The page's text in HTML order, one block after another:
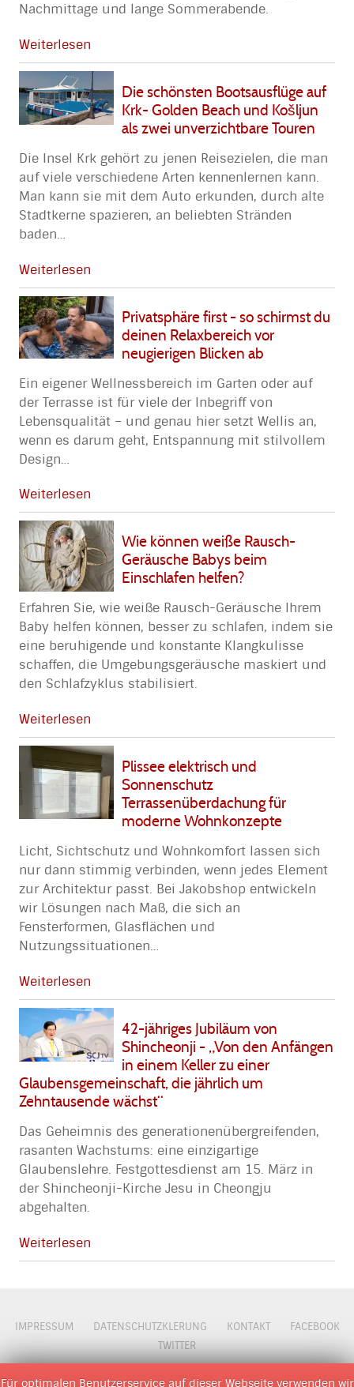
Nachmittage und lange Sommerabende.
Weiterlesen
Die schönsten Bootsausflüge auf
Krk- Golden Beach und Košljun
als zwei unverzichtbare Touren
Die Insel Krk gehört zu jenen Reisezielen, die man
auf viele verschiedene Arten kennenlernen kann.
Man kann sie mit dem Auto erkunden, durch alte
Stadtkerne spazieren, an beliebten Stränden
baden…
Weiterlesen
Privatsphäre first - so schirmst du
deinen Relaxbereich vor
neugierigen Blicken ab
Ein eigener Wellnessbereich im Garten oder auf
der Terrasse ist für viele der Inbegriff von
Lebensqualität – und genau hier setzt Wellis an,
wenn es darum geht, Entspannung mit stilvollem
Design…
Weiterlesen
Wie können weiße Rausch-
Geräusche Babys beim
Einschlafen helfen?
Erfahren Sie, wie weiße Rausch-Geräusche Ihrem
Baby helfen können, besser zu schlafen, indem sie
eine beruhigende und konstante Klangkulisse
schaffen, die Umgebungsgeräusche maskiert und
den Schlafzyklus stabilisiert.
Weiterlesen
Plissee elektrisch und
Sonnenschutz
Terrassenüberdachung für
moderne Wohnkonzepte
Licht, Sichtschutz und Wohnkomfort lassen sich
nur dann stimmig verbinden, wenn jedes Element
zur Architektur passt. Bei Jakobshop entwickeln
wir Lösungen nach Maß, die sich an
Fensterformen, Glasflächen und
Nutzungssituationen…
Weiterlesen
42-jähriges Jubiläum von
Shincheonji - „Von den Anfängen
in einem Keller zu einer
Glaubensgemeinschaft, die jährlich um
Zehntausende wächst“
Das Geheimnis des generationenübergreifenden,
rasanten Wachstums: eine einzigartige
Glaubenslehre. Festgottesdienst am 15. März in
der Shincheonji-Kirche Jesu in Cheongju
abgehalten.
Weiterlesen
IMPRESSUM DATENSCHUTZKLERUNG KONTAKT
FACEBOOK
TWITTER
© 2009 - 2026 D M O Z
Für optimalen Benutzerservice auf dieser Webseite verwenden wir